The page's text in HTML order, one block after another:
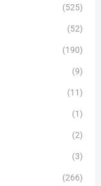
(525)
(52)
(190)
(9)
(11)
(1)
(2)
(3)
(266)